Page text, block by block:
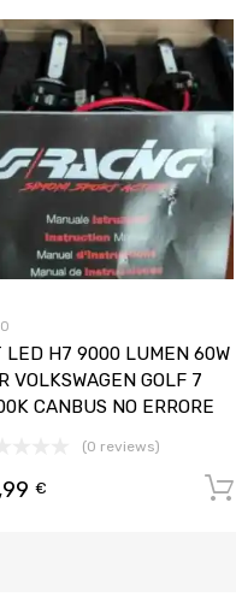
LED H7 9000 LUMEN 60W
VOLKSWAGEN GOLF 7
CANBUS NO ERRORE
(0 reviews)
€